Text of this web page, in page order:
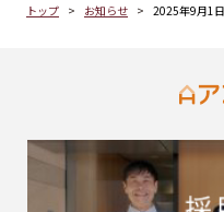
トップ お知らせ 2025年9月1